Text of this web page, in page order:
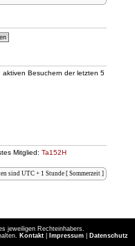
Besuchern der letzten 5
Mitglied: Ta152H
sind UTC + 1 Stunde [ Sommerzeit ]
jeweiligen Rechteinhabers.
Kontakt Impressum Datenschutz